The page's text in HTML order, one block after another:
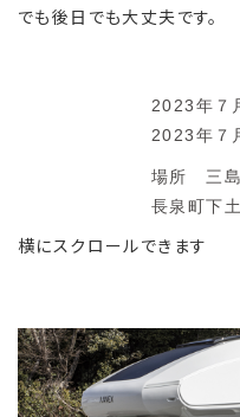
でも後日でも大丈夫です。
2023年７
2023年７
場所 三島
長泉町下
横にスクロールできます